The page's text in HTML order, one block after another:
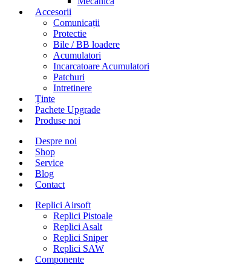
Accesorii
Comunicații
Protectie
Bile / BB loadere
Acumulatori
Incarcatoare Acumulatori
Patchuri
Intretinere
Ținte
Pachete Upgrade
Produse noi
Despre noi
Shop
Service
Blog
Contact
Replici Airsoft
Replici Pistoale
Replici Asalt
Replici Sniper
Replici SAW
Componente